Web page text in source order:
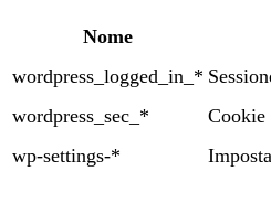
Nome
wordpress_logged_in_*
wordpress_sec_*
Cookie
wp-settings-*